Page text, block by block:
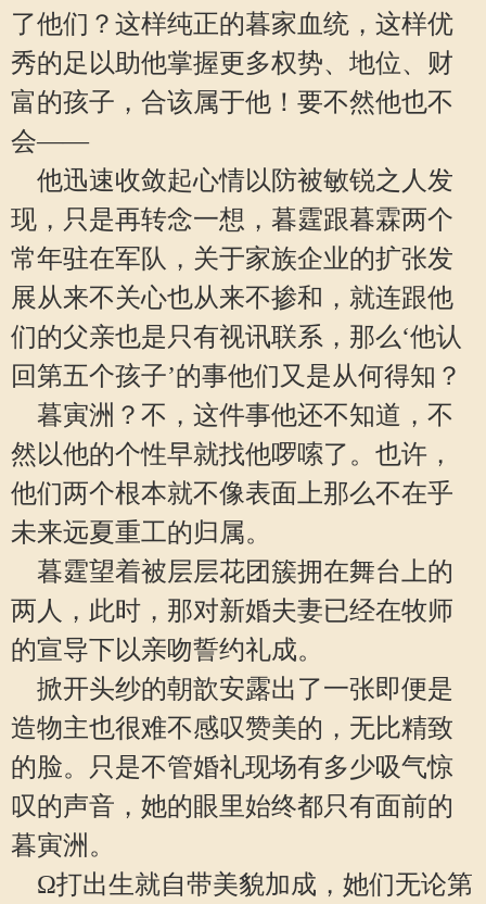
了他们？这样纯正的暮家血统，这样优
秀的足以助他掌握更多权势、地位、财
富的孩子，合该属于他！要不然他也不
会——
他迅速收敛起心情以防被敏锐之人发
现，只是再转念一想，暮霆跟暮霖两个
常年驻在军队，关于家族企业的扩张发
展从来不关心也从来不掺和，就连跟他
们的父亲也是只有视讯联系，那么‘他认
回第五个孩子’的事他们又是从何得知？
暮寅洲？不，这件事他还不知道，不
然以他的个性早就找他啰嗦了。也许，
他们两个根本就不像表面上那么不在乎
未来远夏重工的归属。
暮霆望着被层层花团簇拥在舞台上的
两人，此时，那对新婚夫妻已经在牧师
的宣导下以亲吻誓约礼成。
掀开头纱的朝歆安露出了一张即便是
造物主也很难不感叹赞美的，无比精致
的脸。只是不管婚礼现场有多少吸气惊
叹的声音，她的眼里始终都只有面前的
暮寅洲。
Ω打出生就自带美貌加成，她们无论第